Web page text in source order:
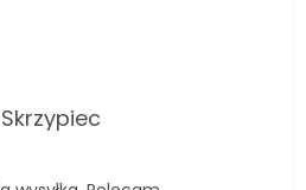
je 5 z 5 hvězdiček.
je 5 z 5 hvězdiček.